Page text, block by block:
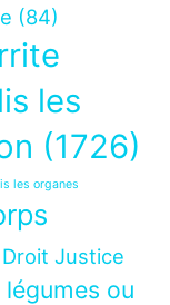
(84)
les
(1726)
les organes
Droit Justice
ou